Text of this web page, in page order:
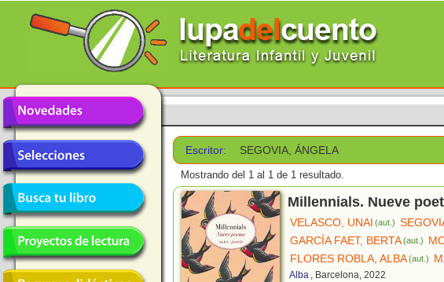
Escritor: SEGOVIA, ÁNGELA
Mostrando del 1 al 1 de 1 resultado.
Millennials. Nueve
VELASCO, UNAI (aut.)
GARCÍA FAET, BERTA(aut.)
FLORES ROBLA, ALBA(aut.)
Alba , Barcelona, 2022